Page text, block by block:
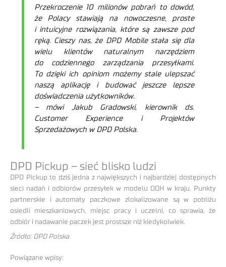
Przekroczenie 10 milionów pobrań to dowód,
że Polacy stawiają na nowoczesne, proste
i intuicyjne rozwiązania, które są zawsze pod
ręką. Cieszy nas, że DPD Mobile stała się dla
wielu klientów naturalnym narzędziem
do codziennego zarządzania przesyłkami.
To dzięki ich opiniom możemy stale ulepszać
naszą aplikację i budować jeszcze lepsze
doświadczenia użytkowników.
– mówi Jakub Gradowski, kierownik ds.
Customer Experience i Projektów
Sprzedażowych w DPD Polska.
DPD Pickup – sieć blisko ludzi
DPD Pickup to dziś jedna z największych i najbardziej dostępnych
sieci nadań i odbiorów przesyłek w modelu OOH w kraju. Punkty
partnerskie i automaty paczkowe zlokalizowane są w pobliżu
osiedli mieszkaniowych, miejsc pracy i uczelni, co sprawia, że
odbiór i nadawanie paczek jest prostsze niż kiedykolwiek.
Źródło: DPD Polska
Powiązane wpisy: